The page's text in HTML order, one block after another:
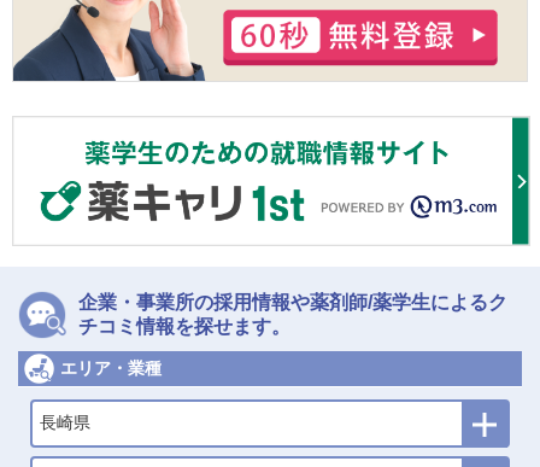
企業・事業所の採用情報や薬剤師/薬学生によるク
チコミ情報を探せます。
エリア・業種
長崎県